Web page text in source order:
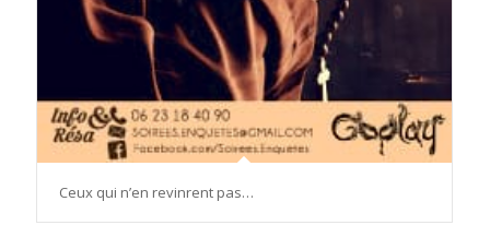
Ceux qui n’en revinrent pas…